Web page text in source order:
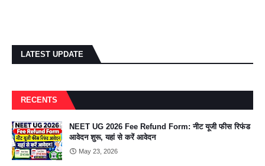
LATEST UPDATE
RECENTS
NEET UG 2026 Fee Refund Form: नीट यूजी फीस रिफंड
आवेदन शुरू, यहां से करें आवेदन
May 23, 2026